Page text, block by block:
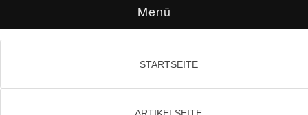
Menü
STARTSEITE
ARTIKELSEITE